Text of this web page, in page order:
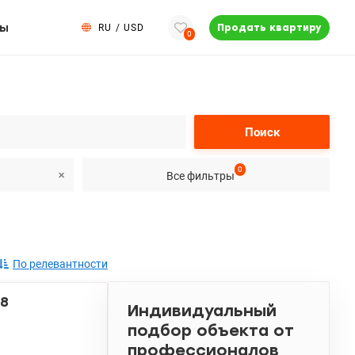
RU / USD
0
Продать квартиру
Поиск
Все фильтры
0
По релевантности
Индивидуальный
подбор объекта от
профессионалов